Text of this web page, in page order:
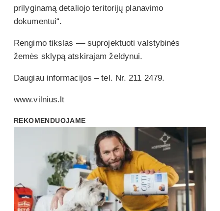
prilyginamą detaliojo teritorijų planavimo
dokumentui“.
Rengimo tikslas –– suprojektuoti valstybinės
žemės sklypą atskirajam želdynui.
Daugiau informacijos – tel. Nr. 211 2479.
www.vilnius.lt
REKOMENDUOJAME